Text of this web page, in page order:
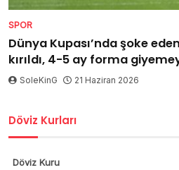
SPOR
Dünya Kupası’nda şoke
kırıldı, 4-5 ay forma
SoleKinG 21 Haziran 2026
Döviz Kurları
Döviz Kuru